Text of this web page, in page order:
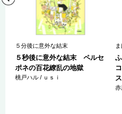
５分後に意外な結末
５秒後に意外な結末 ペルセ
ポネの百花繚乱の地獄
桃戸ハル / ｕｓｉ
ス
赤